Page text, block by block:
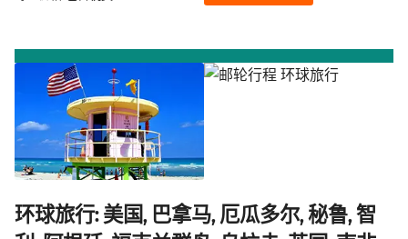
环球旅行: 美国, 巴拿马, 厄瓜多尔, 秘鲁, 智